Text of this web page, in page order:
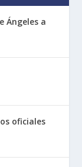
Ángeles a
oficiales